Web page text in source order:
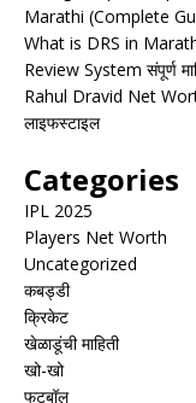
Marathi (Complete
What is DRS in
Review System संपूर्ण
Rahul Dravid Net
लाइफस्टाइल
Categories
IPL 2025
Players Net Worth
Uncategorized
कबड्डी
क्रिकेट
खेळाडूंची माहिती
खो-खो
फुटबॉल